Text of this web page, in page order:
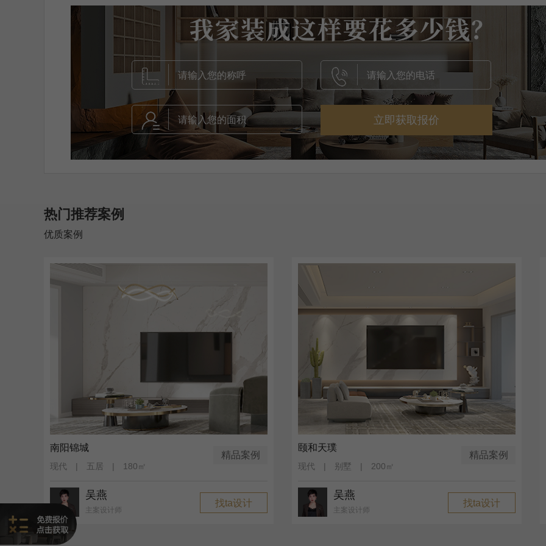
热门推荐案例
优质案例
精品案例
南阳锦城
现代 | 五居 | 180㎡
吴燕
主案设计师
找ta设计
精品案例
颐和天璞
现代 | 别墅 | 200㎡
吴燕
主案设计师
找ta设计